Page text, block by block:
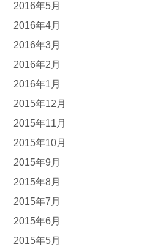
2016年5月
2016年4月
2016年3月
2016年2月
2016年1月
2015年12月
2015年11月
2015年10月
2015年9月
2015年8月
2015年7月
2015年6月
2015年5月